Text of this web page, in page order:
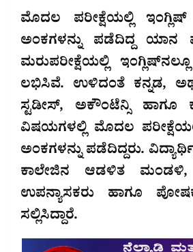
ಮೊದಲ ಪರೀಕ್ಷೆಯಲ್ಲಿ
ಅಂಕಗಳನ್ನು ಪಡೆದಿದ್ದ ಯಾನ
ಮರುಪರೀಕ್ಷೆಯಲ್ಲಿ
ಲಭಿಸಿವೆ. ಉಳಿದಂತೆ ಕನ್ನಡ,
ಸ್ಟಡೀಸ್, ಅಕೌಂಟೆನ್ಸಿ ಹಾಗೂ
ವಿಷಯಗಳಲ್ಲಿ ಮೊದಲ
ಅಂಕಗಳನ್ನು ಪಡೆದಿದ್ದರು.
ಕಾಲೇಜಿನ ಆಡಳಿತ ಮಂಡಳಿ,
ಉಪನ್ಯಾಸಕರು ಹಾಗೂ
ಸಲ್ಲಿಸಿದ್ದಾರೆ.